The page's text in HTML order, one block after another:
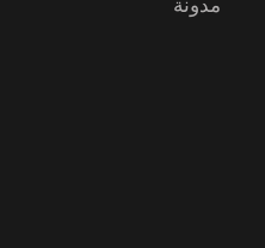
مدونة